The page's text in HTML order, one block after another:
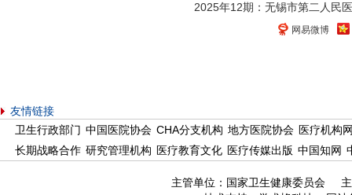
2025年12期：无锡市第二人民
网易微博
友情链接
卫生行政部门 中国医院协会 CHA分支机构 地方医院协会 医疗机构
长期战略合作 研究管理机构 医疗教育文化 医疗传媒出版 中国知网
主管单位：国家卫生健康委员会